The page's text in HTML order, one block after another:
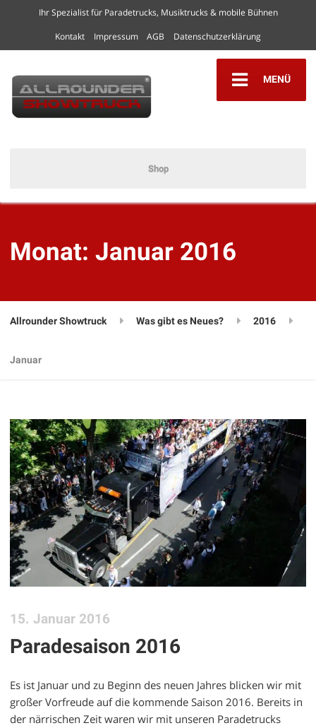
Ihr Spezialist für Paradetrucks, Musiktrucks & mobile Bühnen
Kontakt
Impressum AGB Datenschutzerklärung
MENÜ
Shop
Monat:Januar 2016
Allrounder Showtruck Was gibt es Neues? 2016
Januar
15. Januar 2016
Paradesaison 2016
Es ist Januar und zu Beginn des neuen Jahres blicken wir mit
großer Vorfreude auf die kommende Saison 2016. Bereits in
der närrischen Zeit waren wir mit unseren Paradetrucks